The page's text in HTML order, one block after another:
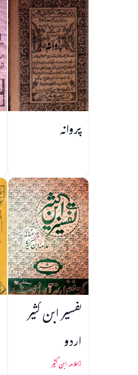
پروانہ
تفسیر ابن کثیر
اردو
علامہ ابن کثیر